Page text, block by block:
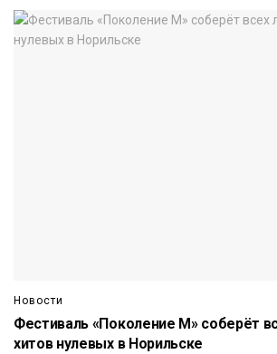
Новости
Фестиваль «Поколение М» соберёт
хитов нулевых в Норильске